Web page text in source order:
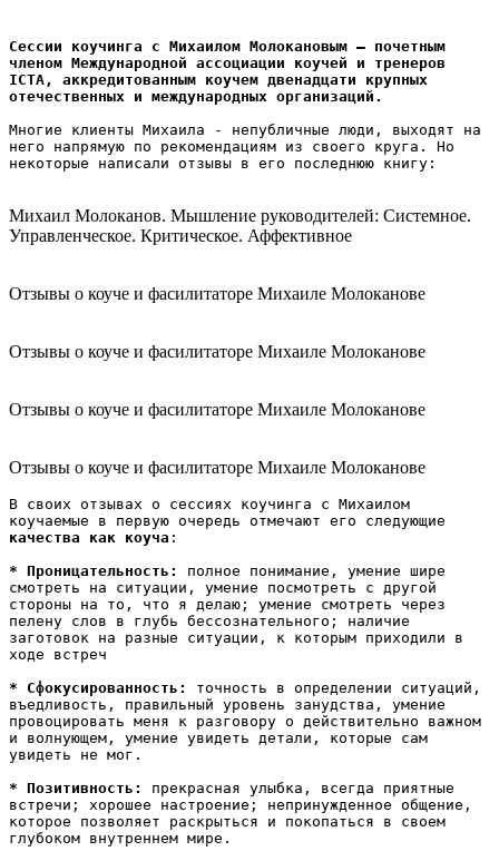
Сессии коучинга с Михаилом Молокановым — почетным
членом Международной ассоциации коучей и тренеров
ICTA, аккредитованным коучем двенадцати крупных
отечественных и международных организаций.
Многие клиенты Михаила - непубличные люди, выходят на
него напрямую по рекомендациям из своего круга. Но
некоторые написали отзывы в его последнюю книгу:
Михаил Молоканов. Мышление руководителей: Системное.
Управленческое. Критическое. Аффективное
Отзывы о коуче и фасилитаторе Михаиле Молоканове
Отзывы о коуче и фасилитаторе Михаиле Молоканове
Отзывы о коуче и фасилитаторе Михаиле Молоканове
Отзывы о коуче и фасилитаторе Михаиле Молоканове
В своих отзывах о сессиях коучинга с Михаилом
качества как коуча :
* Проницательность: полное понимание, умение шире
смотреть на ситуации, умение посмотреть с другой
стороны на то, что я делаю; умение смотреть через
пелену слов в глубь бессознательного; наличие
заготовок на разные ситуации, к которым приходили в
ходе встреч
* Сфокусированность: точность в определении ситуаций,
въедливость, правильный уровень занудства, умение
провоцировать меня к разговору о действительно важном
и волнующем, умение увидеть детали, которые сам
увидеть не мог.
* Позитивность: прекрасная улыбка, всегда приятные
встречи; хорошее настроение; непринужденное общение,
которое позволяет раскрыться и покопаться в своем
глубоком внутреннем мире.